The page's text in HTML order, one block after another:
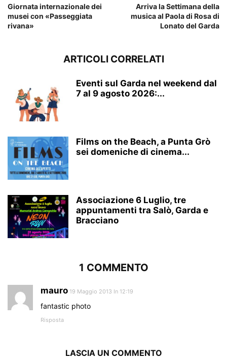
Giornata internazionale dei
musei con «Passeggiata
rivana»
Arriva la Settimana della
musica al Paola di Rosa di
Lonato del Garda
ARTICOLI CORRELATI
Eventi sul Garda nel weekend dal
7 al 9 agosto 2026:...
Films on the Beach, a Punta Grò
sei domeniche di cinema...
Associazione 6 Luglio, tre
appuntamenti tra Salò, Garda e
Bracciano
1 COMMENTO
mauro 19 Maggio 2013 In 12:19
fantastic photo
Risposta
LASCIA UN COMMENTO